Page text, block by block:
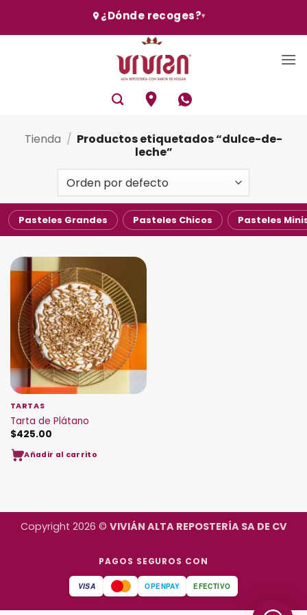
¿Dónde recoges?▾
Tienda / Productos etiquetados “dulce-de-
leche”
Pasteles Grandes Pasteles Chicos Pasteles
TARTAS
Tarta de Plátano
$425.00
Añadir al carrito
Copyright 2026 © VIVIÁN ALTA REPOSTERÍA SA DE CV
PAGOS SEGUROS CON
VISA OPENPAY EFECTIVO